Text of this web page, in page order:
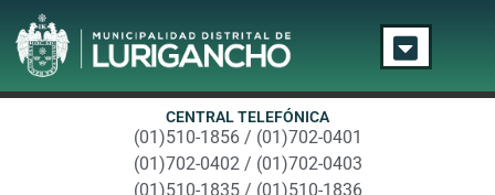
CENTRAL TELEFÓNICA
(01)510-1856 / (01)702-0401
(01)702-0402 / (01)702-0403
(01)510-1835 / (01)510-1836